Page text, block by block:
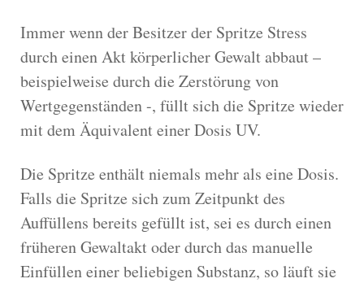
Immer wenn der Besitzer der Spritze Stress
durch einen Akt körperlicher Gewalt abbaut –
beispielweise durch die Zerstörung von
Wertgegenständen -, füllt sich die Spritze wieder
mit dem Äquivalent einer Dosis UV.
Die Spritze enthält niemals mehr als eine Dosis.
Falls die Spritze sich zum Zeitpunkt des
Auffüllens bereits gefüllt ist, sei es durch einen
früheren Gewaltakt oder durch das manuelle
Einfüllen einer beliebigen Substanz, so läuft sie